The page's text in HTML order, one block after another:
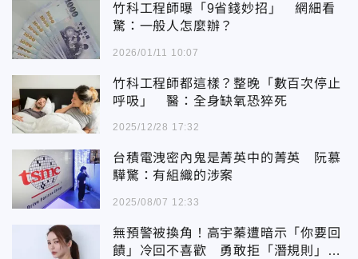
竹科工程師曝「9省錢妙招」 網細看
驚：一般人怎麼辦？
2026/01/11 10:07
竹科工程師都這樣？整晚「數百次停止
呼吸」 醫：全身缺氧恐猝死
2025/12/28 17:32
台積電洩密內鬼是菁英中的菁英 阮慕
驊驚：有組織的涉案
2025/08/07 12:33
無預警被換角！高宇蓁遭暗示「你要回
饋」冷回不喜歡 勇敢拒「潛規則」丟